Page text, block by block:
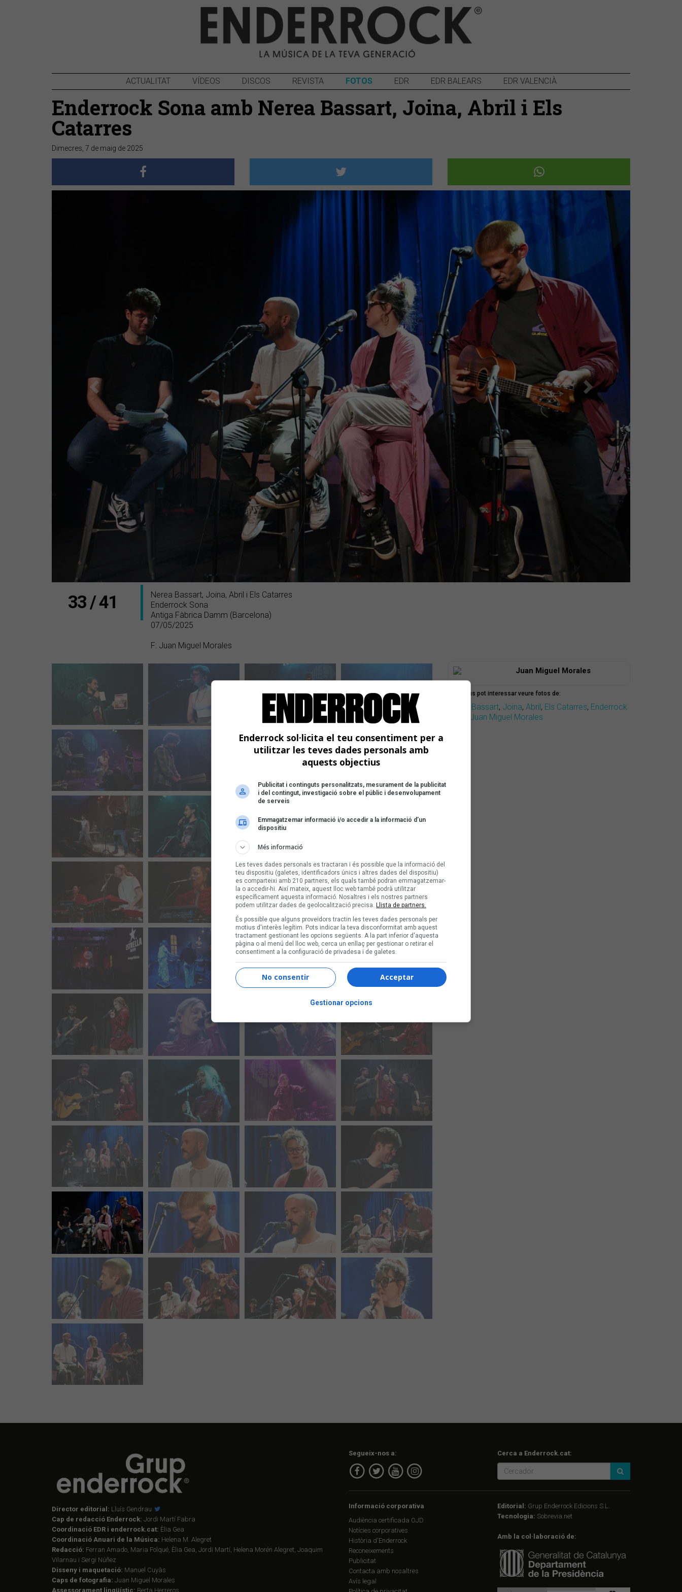
ACTUALITAT VÍDEOS DISCOS REVISTA FOTOS EDR EDR BALEARS EDR VALENCIÀ
Enderrock Sona amb Nerea Bassart, Joina, Abril i Els
Catarres
Dimecres, 7 de maig de 2025
33 / 41
Nerea Bassart, Joina, Abril i Els Catarres
Enderrock Sona
Antiga Fàbrica Damm (Barcelona)
07/05/2025
F: Juan Miguel Morales
Juan Miguel Morales
També us pot interessar veure fotos de:
Nerea Bassart, Joina, Abril , Els Catarres, Enderrock
Juan Miguel Morales
Director editorial: Lluís Gendrau
Cap de redacció Enderrock: Jordi Martí Fabra
Coordinació EDR i enderrock.cat: Èlia Gea
Coordinació Anuari de la Música: Helena M. Alegret
Redacció: Ferran Amado, Maria Folqué, Èlia Gea, Jordi Martí, Helena Morén Alegret, Joaquim
Vilarnau i Sergi Núñez
Disseny i maquetació: Manuel Cuyàs
Caps de fotografia: Juan Miguel Morales
Assessorament lingüístic: Berta Herreros
Segueix-nos a: Cerca a Enderrock.cat:
Informació corporativa
Audiència certificada OJD
Notícies corporatives
Història d'Enderrock
Reconeixements
Publicitat
Contacta amb nosaltres
Avís legal
Editorial: Grup Enderrock Edicions S.L.
Tecnologia: Sobrevia.net
Amb la col·laboració de:
Enderrock sol·licita el teu consentiment per a
utilitzar les teves dades personals amb
aquests objectius
Publicitat i continguts personalitzats, mesurament de la publicitat
i del contingut, investigació sobre el públic i desenvolupament
de serveis
Emmagatzemar informació i/o accedir a la informació d’un
dispositiu
Més informació
Les teves dades personals es tractaran i és possible que la informació del
teu dispositiu (galetes, identificadors únics i altres dades del dispositiu)
es comparteixi amb 210 partners, els quals també podran emmagatzemar-
la o accedir-hi. Així mateix, aquest lloc web també podrà utilitzar
específicament aquesta informació. Nosaltres i els nostres partners
podem utilitzar dades de geolocalització precisa. Llista de partners.
És possible que alguns proveïdors tractin les teves dades personals per
motius d'interès legítim. Pots indicar la teva disconformitat amb aquest
tractament gestionant les opcions següents. A la part inferior d'aquesta
pàgina o al menú del lloc web, cerca un enllaç per gestionar o retirar el
consentiment a la configuració de privadesa i de galetes.
Acceptar
No consentir
Gestionar opcions